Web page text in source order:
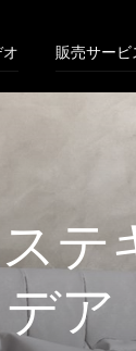
販売サービ
テ
ア